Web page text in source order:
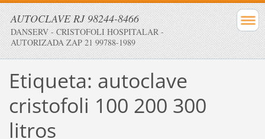
AUTOCLAVE RJ 98244-8466
DANSERV - CRISTOFOLI HOSPITALAR -
AUTORIZADA ZAP 21 99788-1989
Etiqueta: autoclave
cristofoli 100 200 300
litros